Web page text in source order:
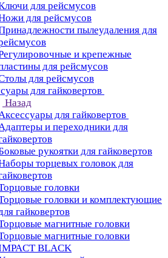
для рейсмусов
для рейсмусов
пылеудаления для
и крепежные
для рейсмусов
для рейсмусов
для гайковертов
Назад
для гайковертов
и переходники для
рукоятки для гайковертов
торцевых головок для
головки
головки и комплектующие
гайковертов
магнитные головки
магнитные головки
BLACK